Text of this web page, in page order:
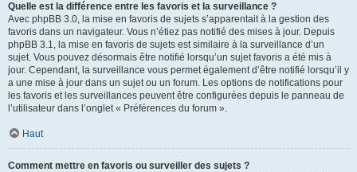
Quelle est la différence entre les favoris et la surveillance ?
Avec phpBB 3.0, la mise en favoris de sujets s’apparentait à la gestion des
favoris dans un navigateur. Vous n’étiez pas notifié des mises à jour. Depuis
phpBB 3.1, la mise en favoris de sujets est similaire à la surveillance d’un
sujet. Vous pouvez désormais être notifié lorsqu’un sujet favoris a été mis à
jour. Cependant, la surveillance vous permet également d’être notifié lorsqu’il y
a une mise à jour dans un sujet ou un forum. Les options de notifications pour
les favoris et les surveillances peuvent être configurées depuis le panneau de
l’utilisateur dans l’onglet « Préférences du forum ».
Haut
Comment mettre en favoris ou surveiller des sujets ?